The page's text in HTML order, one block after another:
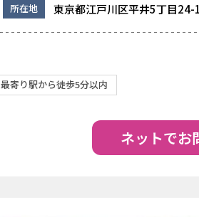
所在地 東京都江戸川区平井5丁目24-
最寄り駅から徒歩5分以内
ネットでお